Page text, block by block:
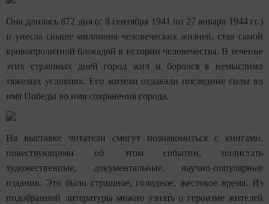
Она длилась 872 дня (с 8 сентября 1941 по 27 января 1944 гг.)
и унесла свыше миллиона человеческих жизней, став самой
кровопролитной блокадой в истории человечества. В течение
этих страшных дней город жил и боролся в немыслимо
тяжелых условиях. Его жители отдавали последние силы во
имя Победы во имя сохранения города.
На выставке читатели смогут познакомиться с книгами,
повествующими об этом событии, полистать
художественные, документальные, научно-популярные
издания. Это было страшное, голодное, жестокое время. Из
подобранной литературы можно узнать о героизме жителей